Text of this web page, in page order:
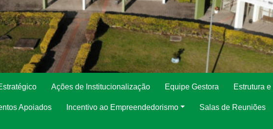
Ações de Institucionalização Equipe Gestora Estrutura
Apoiados Incentivo ao Empreendedorismo Salas de Reuniões